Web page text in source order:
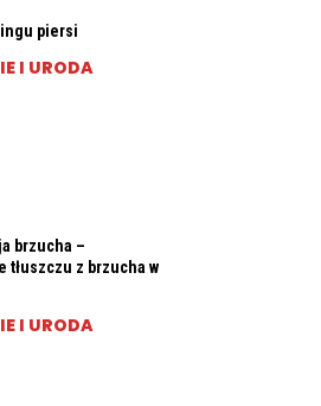
piersi
I URODA
brzucha –
tłuszczu z brzucha w
I URODA